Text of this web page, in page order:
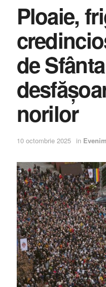
Ploaie,
de
norilor
10 octombrie 2025 in